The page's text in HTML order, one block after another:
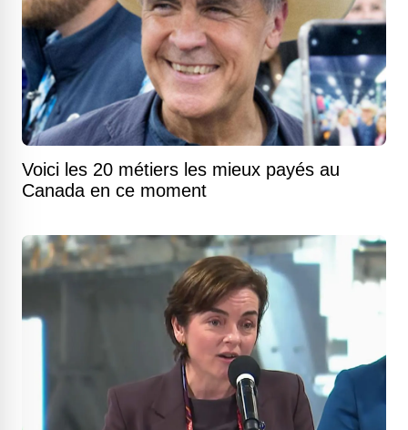
Voici les 20 métiers les mieux payés au
Canada en ce moment